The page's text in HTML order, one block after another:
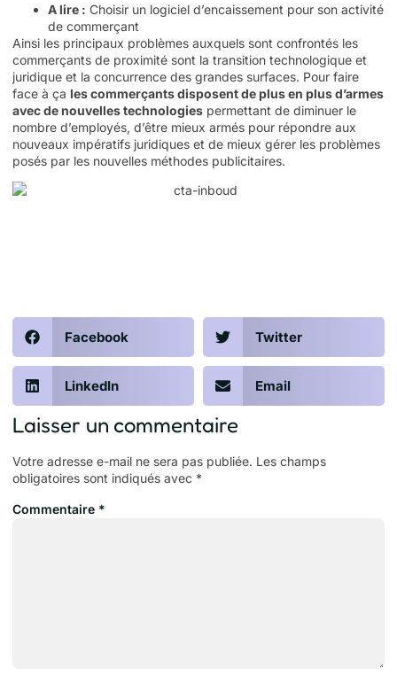
A lire : Choisir un logiciel d’encaissement pour son activité
de commerçant
Ainsi les principaux problèmes auxquels sont confrontés les
commerçants de proximité sont la transition technologique et
juridique et la concurrence des grandes surfaces. Pour faire
face à ça les commerçants disposent de plus en plus d’armes
avec de nouvelles technologies permettant de diminuer le
nombre d’employés, d’être mieux armés pour répondre aux
nouveaux impératifs juridiques et de mieux gérer les problèmes
posés par les nouvelles méthodes publicitaires.
Facebook Twitter
LinkedIn Email
Laisser un commentaire
Votre adresse e-mail ne sera pas publiée. Les champs
obligatoires sont indiqués avec *
Commentaire *